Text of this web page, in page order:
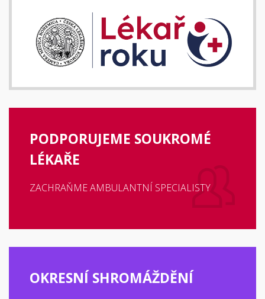
PODPORUJEME SOUKROMÉ
LÉKAŘE
ZACHRAŇME AMBULANTNÍ SPECIALISTY
OKRESNÍ SHROMÁŽDĚNÍ